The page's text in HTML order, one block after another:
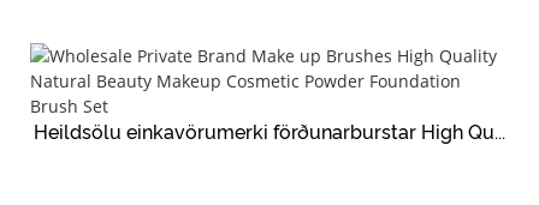
Heildsölu einkavörumerki förðunarburstar High Qu...